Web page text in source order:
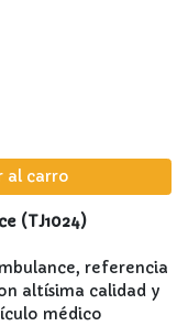
al carro
(TJ1024)
referencia
altísima calidad y
médico